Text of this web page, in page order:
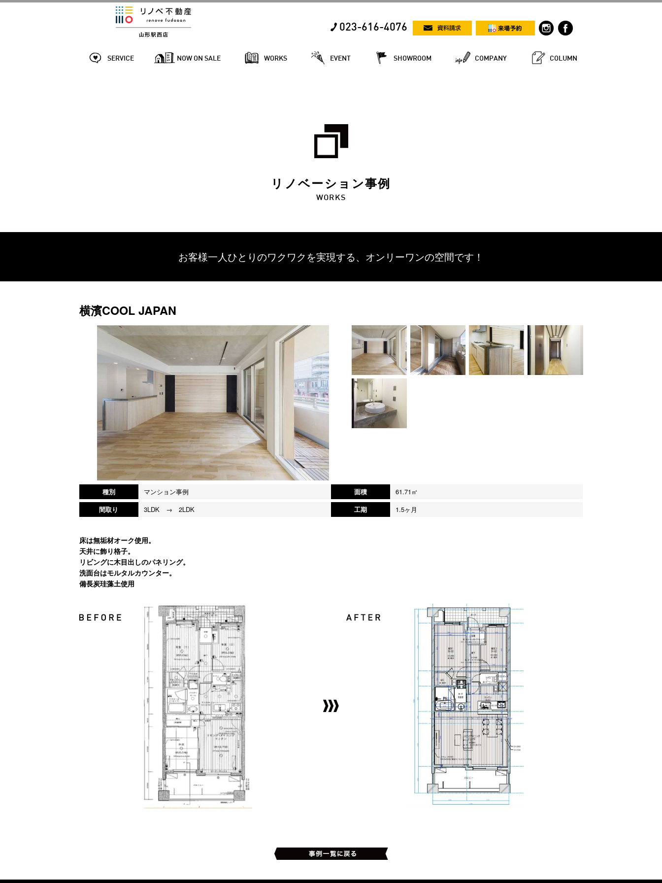
023-616-4076
SERVICE NOW ON SALE WORKS EVENT SHOWROOM COMPANY COLUMN
リノベーション事例
WORKS
お客様一人ひとりのワクワクを実現する、 オンリーワンの空間です！
横濱COOL JAPAN
種別 マンション事例 面積
61.71㎡
間取り
3LDK → 2LDK 工期 1.5ヶ月
床は無垢材オーク使用。
天井に飾り格子。
リビングに木目出しのパネリング。
洗面台はモルタルカウンター。
備長炭珪藻土使用